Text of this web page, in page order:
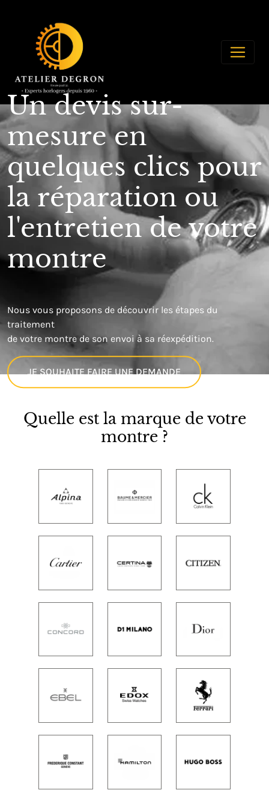
Un devis sur-
mesure en
quelques clics pour
la réparation ou
l'entretien de votre
montre
Nous vous proposons de découvrir les étapes du
traitement
de votre montre de son envoi à sa réexpédition.
JE SOUHAITE FAIRE UNE DEMANDE
Quelle est la marque de votre
montre ?